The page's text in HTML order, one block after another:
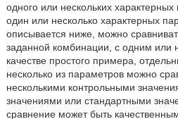
одного или нескольких
один или несколько характерных
описывается ниже, можно
заданной комбинации, с одним или
качестве простого примера,
несколько из параметров можно
несколькими контрольными
значениями или стандартными
сравнение может быть